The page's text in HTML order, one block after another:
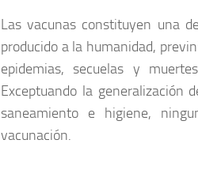
Las vacunas constituyen una
producido a la humanidad,
epidemias, secuelas y
Exceptuando la generalización
saneamiento e higiene,
vacunación.